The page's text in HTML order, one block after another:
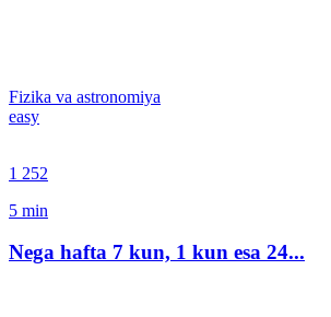
Fizika va astronomiya
easy
1 252
5 min
Nega hafta 7 kun, 1 kun esa 24...